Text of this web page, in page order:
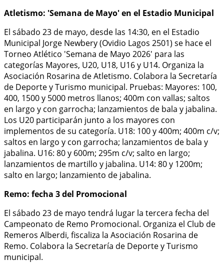
Atletismo: 'Semana de Mayo' en el Estadio Municipal
El sábado 23 de mayo, desde las 14:30, en el Estadio
Municipal Jorge Newbery (Ovidio Lagos 2501) se hace el
Torneo Atlético 'Semana de Mayo 2026' para las
categorías Mayores, U20, U18, U16 y U14. Organiza la
Asociación Rosarina de Atletismo. Colabora la Secretaría
de Deporte y Turismo municipal. Pruebas: Mayores: 100,
400, 1500 y 5000 metros llanos; 400m con vallas; saltos
en largo y con garrocha; lanzamientos de bala y jabalina.
Los U20 participarán junto a los mayores con
implementos de su categoría. U18: 100 y 400m; 400m c/v;
saltos en largo y con garrocha; lanzamientos de bala y
jabalina. U16: 80 y 600m; 295m c/v; salto en largo;
lanzamientos de martillo y jabalina. U14: 80 y 1200m;
salto en largo; lanzamiento de jabalina.
Remo: fecha 3 del Promocional
El sábado 23 de mayo tendrá lugar la tercera fecha del
Campeonato de Remo Promocional. Organiza el Club de
Remeros Alberdi, fiscaliza la Asociación Rosarina de
Remo. Colabora la Secretaría de Deporte y Turismo
municipal.